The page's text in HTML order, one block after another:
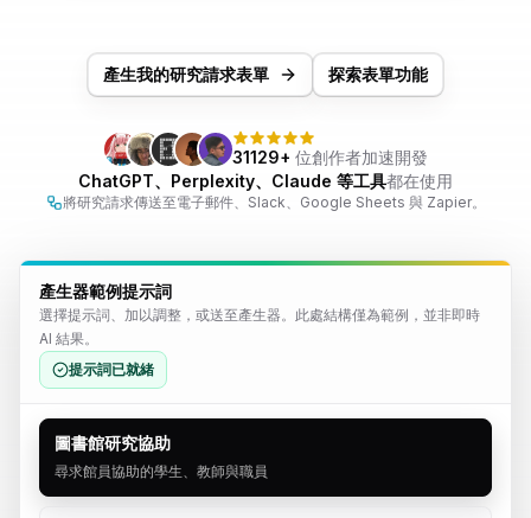
產生我的研究請求表單 探索表單功能
31129+ 位創作者加速開發
ChatGPT、Perplexity、Claude 等工具都在使用
將研究請求傳送至電子郵件、Slack、Google Sheets 與 Zapier。
產生器範例提示詞
選擇提示詞、加以調整，或送至產生器。此處結構僅為範例，並非即時
AI 結果。
提示詞已就緒
圖書館研究協助
尋求館員協助的學生、教師與職員